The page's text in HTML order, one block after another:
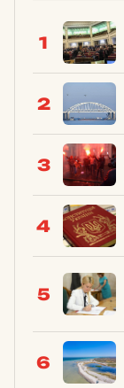
1
2
3
4
5
6